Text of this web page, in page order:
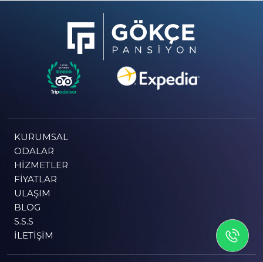
İLETİSİME GEÇİN
KURUMSAL
ODALAR
HIZMETLER
FIYATLAR
ULAŞIM
BLOG
S.S.S
İLETIŞIM